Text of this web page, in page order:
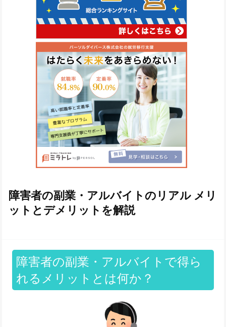
障害者の副業・アルバイトのリアル メリ
ットとデメリットを解説
障害者の副業・アルバイトで得ら
れるメリットとは何か？